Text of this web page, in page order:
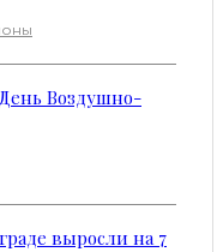
Воздушно-
выросли на 7